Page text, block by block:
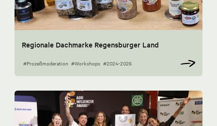
Regionale Dachmarke Regensburger Land
#Prozeßmoderation #Workshops #2024-2026